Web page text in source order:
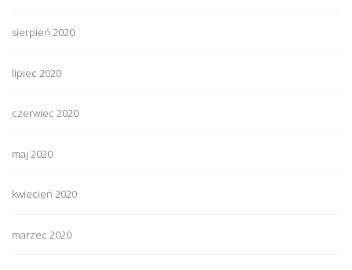
sierpień 2020
lipiec 2020
czerwiec 2020
maj 2020
kwiecień 2020
marzec 2020